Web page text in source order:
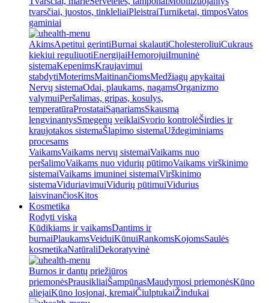
tvarsčiai, juostos, tinkleliaiPleistraiTurniketai, timposVatos
gaminiai
AkimsApetitui gerintiBurnai skalautiCholesteroliuiCukraus
kiekiui reguliuotiEnergijaiHemorojuiImuninė
sistemaKepenimsKraujavimui
stabdytiMoterimsMaitinančiomsMedžiagų apykaitai
Nervų sistemaOdai, plaukams, nagamsOrganizmo
valymuiPeršalimas, gripas, kosulys,
temperatūraProstataiSąnariamsSkausmą
lengvinantysSmegenų veiklaiSvorio kontrolėŠirdies ir
kraujotakos sistemaŠlapimo sistemaUždegiminiams
procesams
VaikamsVaikams nervų sistemaiVaikams nuo
peršalimoVaikams nuo vidurių pūtimoVaikams virškinimo
sistemaiVaikams imuninei sistemaiVirškinimo
sistemaViduriavimuiVidurių pūtimuiVidurius
laisvinančiosKitos
Kosmetika
Rodyti viską
Kūdikiams ir vaikamsDantims ir
burnaiPlaukamsVeiduiKūnuiRankomsKojomsSaulės
kosmetikaNatūraliDekoratyvinė
Burnos ir dantų priežiūros
priemonėsPrausikliaiŠampūnasMaudymosi priemonėsKūno
aliejaiKūno losjonai, kremaiČiulptukaiŽindukai